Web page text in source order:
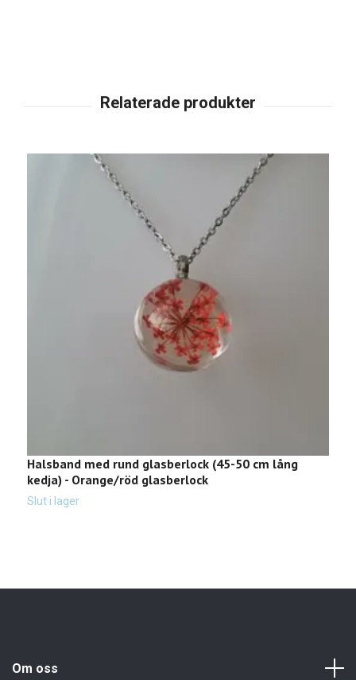
Halsband med rund glasberlock (45-50 cm lång
kedja) - Orange/röd glasberlock
Slut i lager
Om oss